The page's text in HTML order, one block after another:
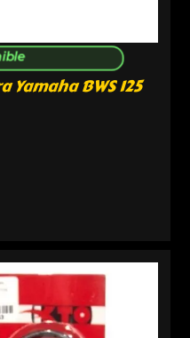
Yamaha BWS 125